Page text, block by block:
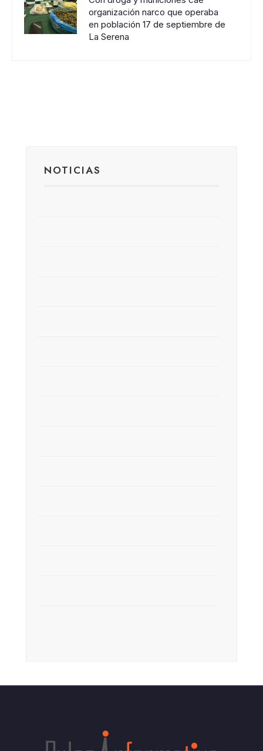
organización narco que operaba
en población 17 de septiembre de
La Serena
NOTICIAS